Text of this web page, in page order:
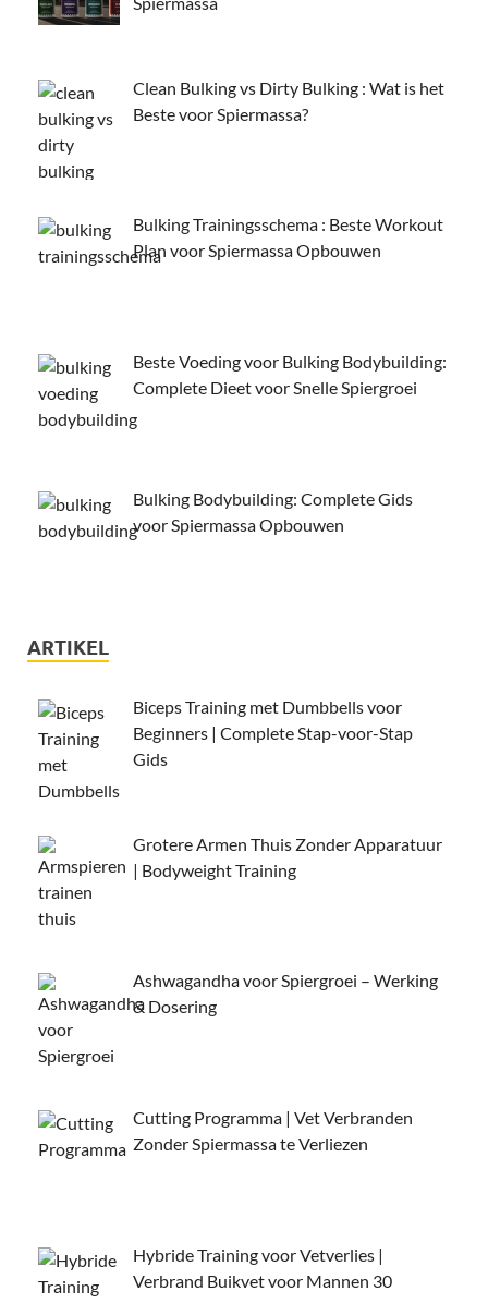
Clean Bulking vs Dirty Bulking : Wat is het
Beste voor Spiermassa?
Bulking Trainingsschema : Beste Workout
Plan voor Spiermassa Opbouwen
Beste Voeding voor Bulking Bodybuilding:
Complete Dieet voor Snelle Spiergroei
Bulking Bodybuilding: Complete Gids
voor Spiermassa Opbouwen
ARTIKEL
Biceps Training met Dumbbells voor
Beginners | Complete Stap-voor-Stap
Gids
Grotere Armen Thuis Zonder Apparatuur
| Bodyweight Training
Ashwagandha voor Spiergroei – Werking
& Dosering
Cutting Programma | Vet Verbranden
Zonder Spiermassa te Verliezen
Hybride Training voor Vetverlies |
Verbrand Buikvet voor Mannen 30